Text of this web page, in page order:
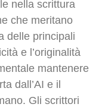
nella scrittura
che meritano
delle principali
e l’originalità
mantenere
dall’AI e il
Gli scrittori